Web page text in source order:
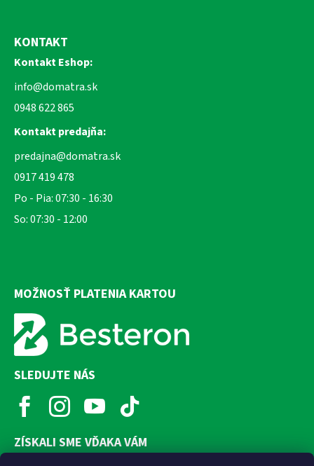
KONTAKT
Kontakt Eshop:
info@domatra.sk
0948 622 865
Kontakt predajňa:
predajna@domatra.sk
0917 419 478
Po - Pia: 07:30 - 16:30
So: 07:30 - 12:00
MOŽNOSŤ PLATENIA KARTOU
SLEDUJTE NÁS
ZÍSKALI SME VĎAKA VÁM